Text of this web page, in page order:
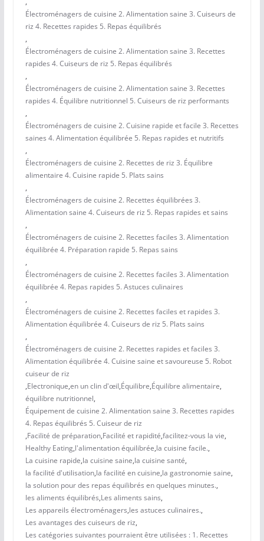
Électroménagers de cuisine 2. Alimentation saine 3. Cuiseurs de
riz 4. Recettes rapides 5. Repas équilibrés
,
Électroménagers de cuisine 2. Alimentation saine 3. Recettes
rapides 4. Cuiseurs de riz 5. Repas équilibrés
,
Électroménagers de cuisine 2. Alimentation saine 3. Recettes
rapides 4. Équilibre nutritionnel 5. Cuiseurs de riz performants
,
Électroménagers de cuisine 2. Cuisine rapide et facile 3. Recettes
saines 4. Alimentation équilibrée 5. Repas rapides et nutritifs
,
Électroménagers de cuisine 2. Recettes de riz 3. Équilibre
alimentaire 4. Cuisine rapide 5. Plats sains
,
Électroménagers de cuisine 2. Recettes équilibrées 3.
Alimentation saine 4. Cuiseurs de riz 5. Repas rapides et sains
,
Électroménagers de cuisine 2. Recettes faciles 3. Alimentation
équilibrée 4. Préparation rapide 5. Repas sains
,
Électroménagers de cuisine 2. Recettes faciles 3. Alimentation
équilibrée 4. Repas rapides 5. Astuces culinaires
,
Électroménagers de cuisine 2. Recettes faciles et rapides 3.
Alimentation équilibrée 4. Cuiseurs de riz 5. Plats sains
,
Électroménagers de cuisine 2. Recettes rapides et faciles 3.
Alimentation équilibrée 4. Cuisine saine et savoureuse 5. Robot
cuiseur de riz
,Electronique,en un clin d'œil,Équilibre,Équilibre alimentaire,
équilibre nutritionnel,
Équipement de cuisine 2. Alimentation saine 3. Recettes rapides
4. Repas équilibrés 5. Cuiseur de riz
,Facilité de préparation,Facilité et rapidité,facilitez-vous la vie,
Healthy Eating,l'alimentation équilibrée,la cuisine facile.,
La cuisine rapide,la cuisine saine,la cuisine santé,
la facilité d'utilisation,la facilité en cuisine,la gastronomie saine,
la solution pour des repas équilibrés en quelques minutes.,
les aliments équilibrés,Les aliments sains,
Les appareils électroménagers,les astuces culinaires.,
Les avantages des cuiseurs de riz,
Les catégories suivantes pourraient être utilisées : 1. Recettes